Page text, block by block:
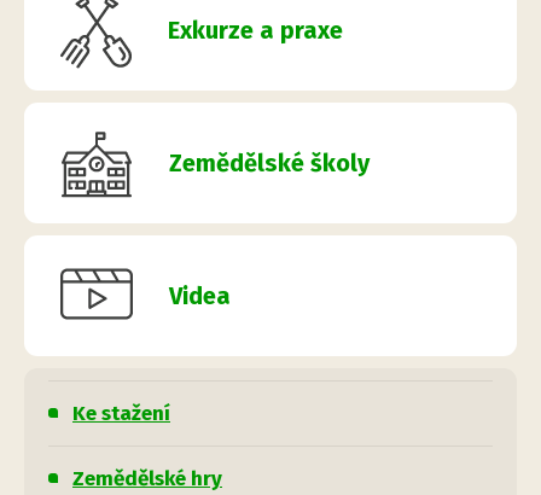
Exkurze a praxe
Zemědělské školy
Videa
Ke stažení
Zemědělské hry